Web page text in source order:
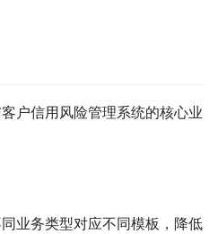
户信用风险管理系统的核心业
业务类型对应不同模板，降低